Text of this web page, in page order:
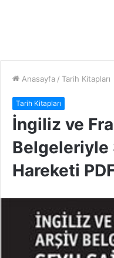
Anasayfa / Tarih Kitapları
Tarih Kitapları
İngiliz ve
Belgeleriyle
Hareketi